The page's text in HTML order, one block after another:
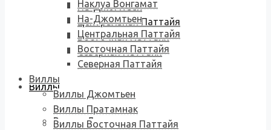
На-Джомтьен
Центральная Паттайя
Восточная Паттайя
Северная Паттайя
Виллы
Виллы Джомтьен
Наклуа Вонгамат
На-Джомтьен
Центральная Паттайя
Восточная Паттайя
Северная Паттайя
Виллы
Виллы Джомтьен
Виллы Пратамнак
Виллы Восточная Паттайя